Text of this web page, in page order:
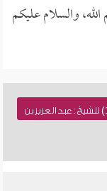
والسلام عليكم
نسخة نصية للطباعة , فتاوى نور على الدرب (11) للشيخ : عبد العزيز بن